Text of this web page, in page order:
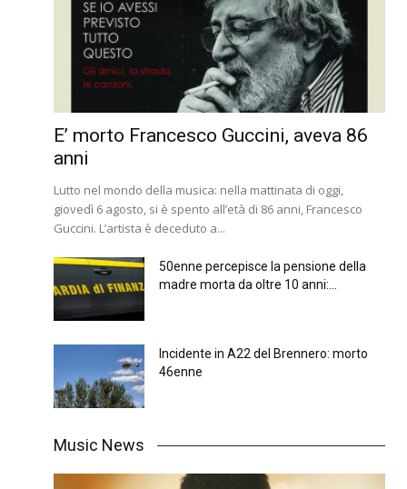
E’ morto Francesco Guccini, aveva 86
anni
Lutto nel mondo della musica: nella mattinata di oggi,
giovedì 6 agosto, si è spento all’età di 86 anni, Francesco
Guccini. L’artista è deceduto a...
50enne percepisce la pensione della
madre morta da oltre 10 anni:...
Incidente in A22 del Brennero: morto
46enne
Music News